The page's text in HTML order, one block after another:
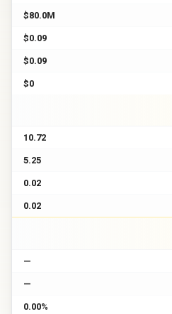
$80.0M
$0.09
$0.09
$0
10.72
5.25
0.02
0.02
—
—
0.00%